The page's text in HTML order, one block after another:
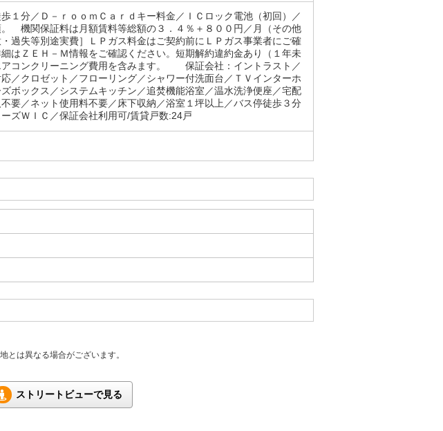
分／Ｄ－ｒｏｏｍＣａｒｄキー料金／ＩＣロック電池（初回）／
機関保証料は月額賃料等総額の３．４％＋８００円／月（その他
失等別途実費］ＬＰガス料金はご契約前にＬＰガス事業者にご確
ＺＥＨ－Ｍ情報をご確認ください。短期解約違約金あり（１年未
コンクリーニング費用を含みます。 保証会社：イントラスト／
／クロゼット／フローリング／シャワー付洗面台／ＴＶインターホ
ボックス／システムキッチン／追焚機能浴室／温水洗浄便座／宅配
要／ネット使用料不要／床下収納／浴室１坪以上／バス停徒歩３分
ズＷＩＣ／保証会社利用可/賃貸戸数:24戸
は異なる場合がございます。
ストリートビューで見る